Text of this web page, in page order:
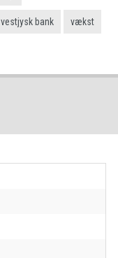
vestjysk bank vækst